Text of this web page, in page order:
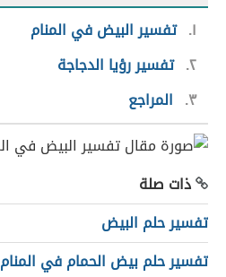
١ تفسير البيض في المنام
٢ تفسير رؤيا الدجاجة
٣
المراجع
ذات صلة
تفسير حلم البيض
تفسير حلم بيض الحمام في المنام